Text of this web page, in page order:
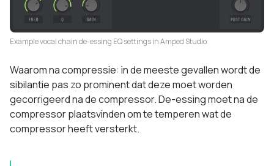
Example vocal chain de-essing EQ settings in Amped Studio
Waarom na compressie: in de meeste gevallen wordt de
sibilantie pas zo prominent dat deze moet worden
gecorrigeerd na de compressor. De-essing moet na de
compressor plaatsvinden om te temperen wat de
compressor heeft versterkt.